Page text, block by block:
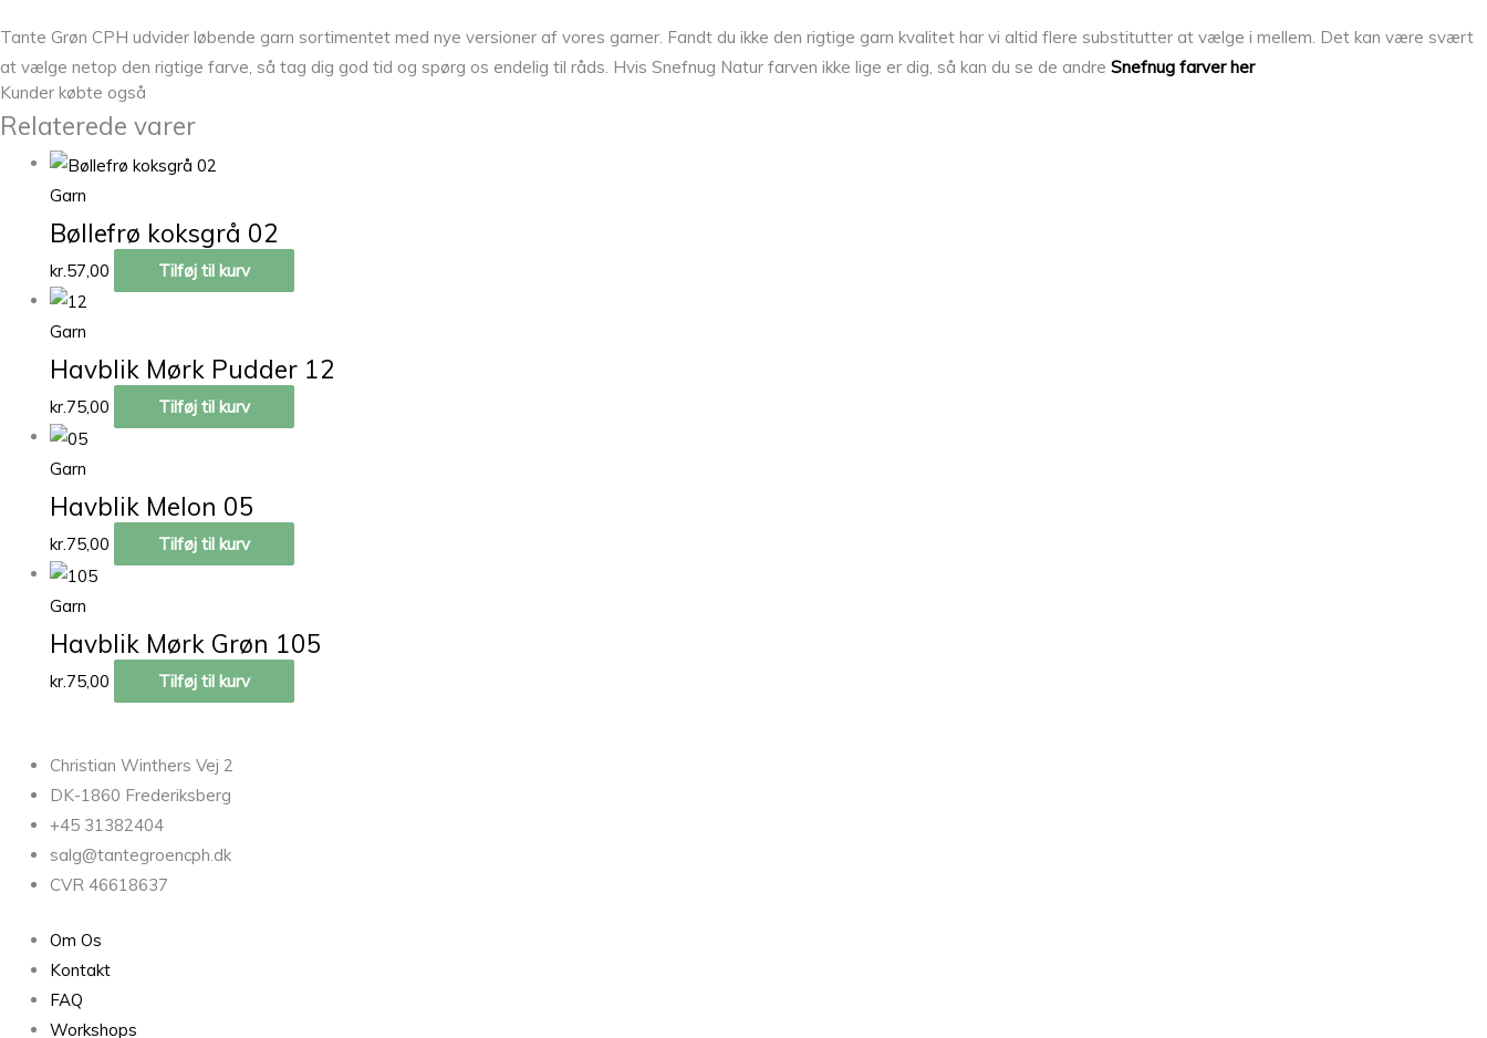
Tante Grøn CPH udvider løbende garn sortimentet med nye versioner af vores garner. Fandt du ikke den rigtige garn kvalitet har vi altid flere substitutter at vælge i mellem. Det kan være svært
at vælge netop den rigtige farve, så tag dig god tid og spørg os endelig til råds. Hvis Snefnug Natur farven ikke lige er dig, så kan du se de andre Snefnug farver her
Kunder købte også
Relaterede varer
Garn
Bøllefrø koksgrå 02
kr. 57,00 Tilføj til kurv
Garn
Havblik Mørk Pudder 12
kr.75,00 Tilføj til kurv
Garn
Havblik Melon 05
kr.75,00 Tilføj til kurv
Garn
Havblik Mørk Grøn 105
kr.75,00 Tilføj til kurv
Christian Winthers Vej 2
DK-1860 Frederiksberg
+45 31382404
salg@tantegroencph.dk
CVR 46618637
Om Os
Kontakt
FAQ
Workshops